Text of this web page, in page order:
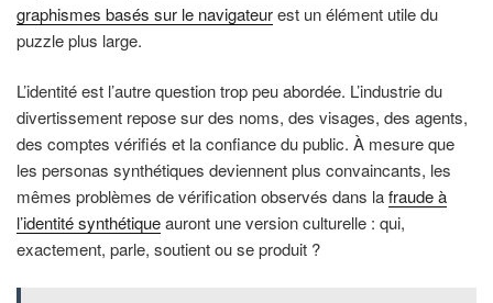
graphismes basés sur le navigateurest un élément utile du
puzzle plus large.
L’identité est l’autre question trop peu abordée. L’industrie du
divertissement repose sur des noms, des visages, des agents,
des comptes vérifiés et la confiance du public. À mesure que
les personas synthétiques deviennent plus convaincants, les
mêmes problèmes de vérification observés dans lafraude à
l’identité synthétiqueauront une version culturelle : qui,
exactement, parle, soutient ou se produit ?